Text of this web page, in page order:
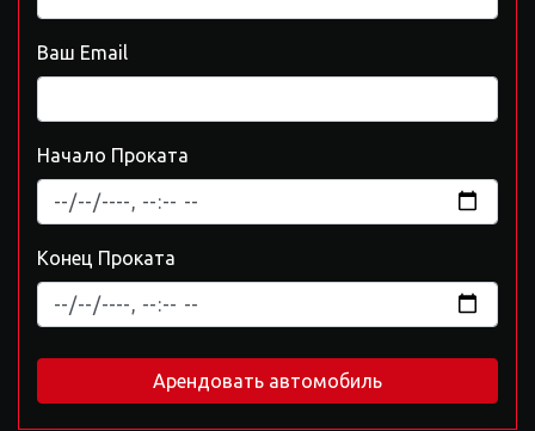
Ваш Email
Начало Проката
Конец Проката
Арендовать автомобиль